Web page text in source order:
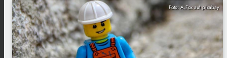
Foto: A.Fox auf pixabay